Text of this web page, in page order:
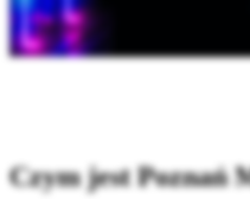
Czym jest Poznań